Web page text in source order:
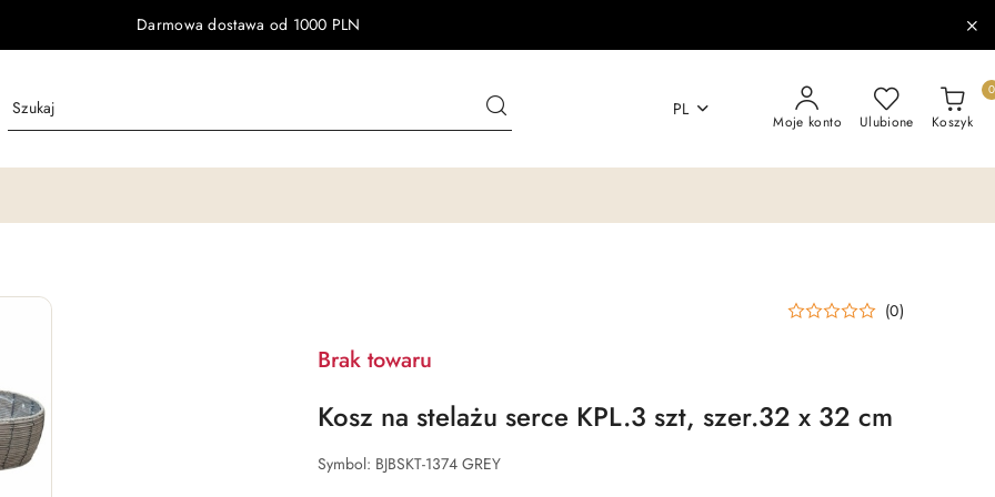
Darmowa dostawa od 1000 PLN
PL
Moje konto Ulubione Koszyk
0
(0)
Brak towaru
Kosz na stelażu serce KPL.3 szt, szer.32 x 32 cm
Symbol: BJBSKT-1374 GREY